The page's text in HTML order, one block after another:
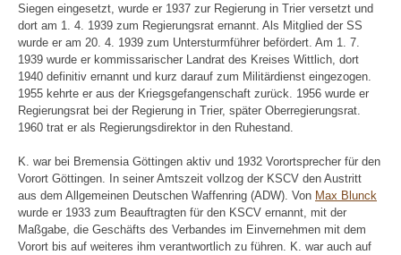
Siegen eingesetzt, wurde er 1937 zur Regierung in Trier versetzt und
dort am 1. 4. 1939 zum Regierungsrat ernannt. Als Mitglied der SS
wurde er am 20. 4. 1939 zum Untersturmführer befördert. Am 1. 7.
1939 wurde er kommissarischer Landrat des Kreises Wittlich, dort
1940 definitiv ernannt und kurz darauf zum Militärdienst eingezogen.
1955 kehrte er aus der Kriegsgefangenschaft zurück. 1956 wurde er
Regierungsrat bei der Regierung in Trier, später Oberregierungsrat.
1960 trat er als Regierungsdirektor in den Ruhestand.
K. war bei Bremensia Göttingen aktiv und 1932 Vorortsprecher für den
Vorort Göttingen. In seiner Amtszeit vollzog der KSCV den Austritt
aus dem Allgemeinen Deutschen Waffenring (ADW). Von Max Blunck
wurde er 1933 zum Beauftragten für den KSCV ernannt, mit der
Maßgabe, die Geschäfts des Verbandes im Einvernehmen mit dem
Vorort bis auf weiteres ihm verantwortlich zu führen. K. war auch auf